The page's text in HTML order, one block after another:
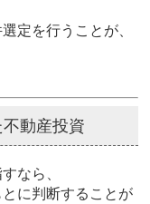
定を行うことが、
動産投資
なら、
に判断することが